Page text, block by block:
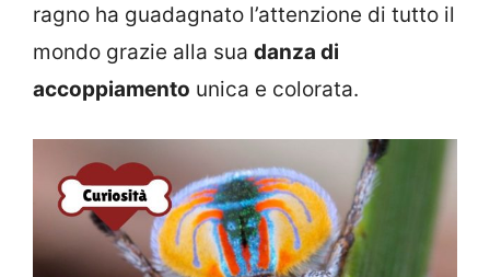
ragno ha guadagnato l’attenzione di tutto il
mondo grazie alla sua danza di
accoppiamento unica e colorata.